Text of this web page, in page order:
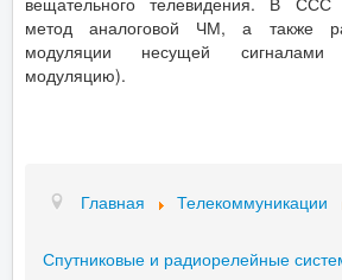
метод аналоговой ЧМ, а также
модуляции несущей
модуляцию).
Главная Телекоммуникации
Спутниковые и радиорелейные